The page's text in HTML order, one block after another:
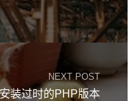
NEXT POST
装过时的PHP版本